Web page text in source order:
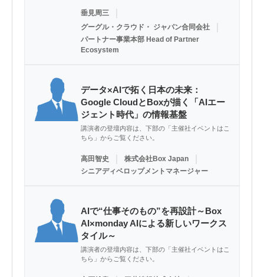
垂見周三
グーグル・クラウド・ ジャパン合同会社
パートナー事業本部 Head of Partner
Ecosystem
データ×AIで拓く日本の未来：
Google CloudとBoxが描く「AIエー
ジェント時代」の情報基盤
講演者の登壇内容は、下部の「主催社イベントはこ
ちら」からご覧ください。
高田智史 株式会社Box Japan
シニアディベロップメントマネージャー
AIで“仕事そのもの”を再設計～Box
AI×monday AIによる新しいワークス
タイル～
講演者の登壇内容は、下部の「主催社イベントはこ
ちら」からご覧ください。